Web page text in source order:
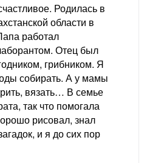
Родилась в
области в
работал
Отец был
грибником. Я
собирать. А у мамы
вязать… В семье
так что помогала
рисовал, знал
и я до сих пор